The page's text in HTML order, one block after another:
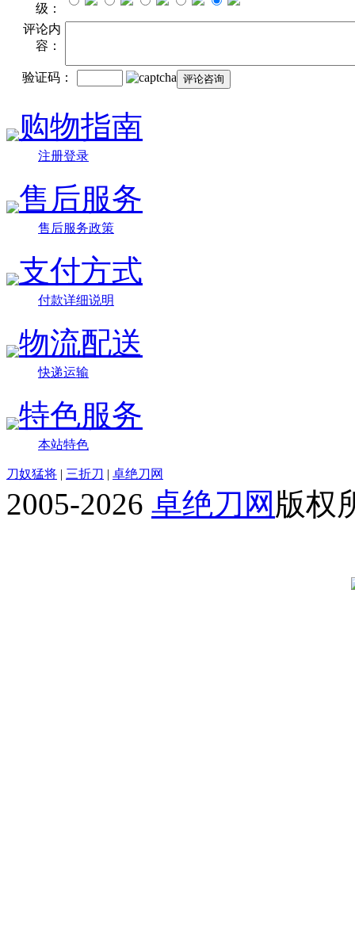
级：
评论内
容：
验证码：
购物指南
注册登录
售后服务
售后服务政策
支付方式
付款详细说明
物流配送
快递运输
特色服务
本站特色
刀奴猛将 | 三折刀 | 卓绝刀网
2005-2026 卓绝刀网 版权